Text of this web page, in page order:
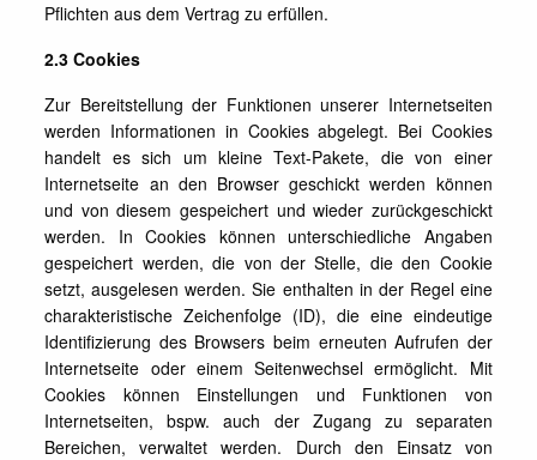
Pflichten aus dem Vertrag zu erfüllen.
2.3 Cookies
Zur Bereitstellung der Funktionen unserer Internetseiten
werden Informationen in Cookies abgelegt. Bei Cookies
handelt es sich um kleine Text-Pakete, die von einer
Internetseite an den Browser geschickt werden können
und von diesem gespeichert und wieder zurückgeschickt
werden. In Cookies können unterschiedliche Angaben
gespeichert werden, die von der Stelle, die den Cookie
setzt, ausgelesen werden. Sie enthalten in der Regel eine
charakteristische Zeichenfolge (ID), die eine eindeutige
Identifizierung des Browsers beim erneuten Aufrufen der
Internetseite oder einem Seitenwechsel ermöglicht. Mit
Cookies können Einstellungen und Funktionen von
Internetseiten, bspw. auch der Zugang zu separaten
Bereichen, verwaltet werden. Durch den Einsatz von